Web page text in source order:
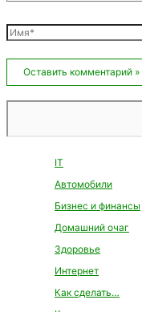
Имя*
IT
Автомобили
Бизнес и финансы
Домашний очаг
Здоровье
Интернет
Как сделать…